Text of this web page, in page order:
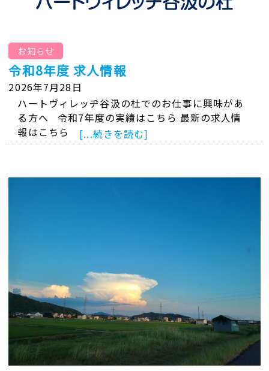
お知らせ
令和8年度 求人情報
2026年7月28日
ハートヴィレッヂ谷汲の杜でのお仕事に興味があ
る方へ 令和7年度の実績はこちら 最新の求人情
報はこちら [...続きを読む]